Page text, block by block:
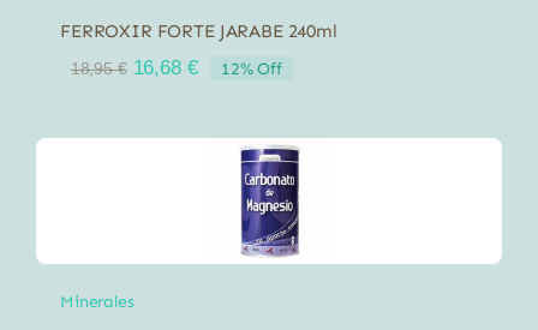
FERROXIR FORTE JARABE 240ml
18,95€ El
era:
16,68 €El
es:
16,68 €.
12% Off
Minerales